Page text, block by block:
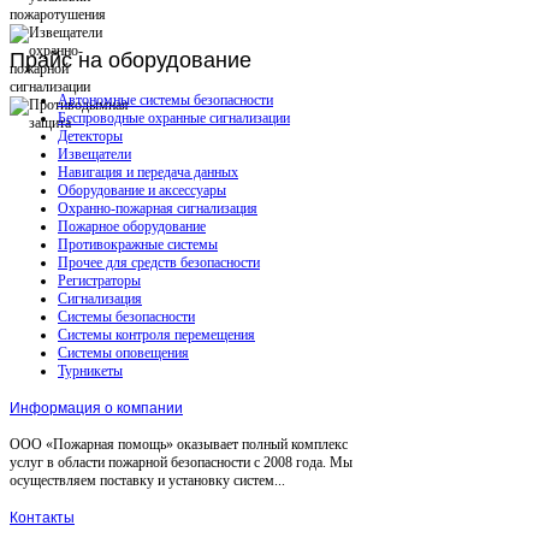
Прайсна оборудование
Автономные системы безопасности
Беспроводные охранные сигнализации
Детекторы
Извещатели
Навигация и передача данных
Оборудование и аксессуары
Охранно-пожарная сигнализация
Пожарное оборудование
Противокражные системы
Прочее для средств безопасности
Регистраторы
Сигнализация
Системы безопасности
Системы контроля перемещения
Системы оповещения
Турникеты
Информация о компании
ООО «Пожарная помощь» оказывает полный комплекс
услуг в области пожарной безопасности с 2008 года. Мы
осуществляем поставку и установку систем...
Контакты